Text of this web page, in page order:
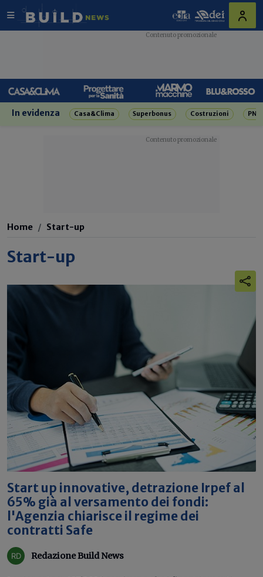
In evidenza Casa&Clima Superbonus Costruzioni
Home Start-up
Start-up
Start up innovative, detrazione Irpef al
65% già al versamento dei fondi:
l'Agenzia chiarisce il regime dei
contratti Safe
Redazione Build News